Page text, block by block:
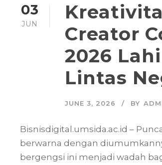
03
JUN
Creator
2026
Lintas
JUNE 3, 2026 BY
Bisnisdigital.umsida.ac.id –
berwarna dengan
bergengsi ini menjadi wadah